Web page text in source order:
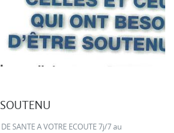
SANTE A VOTRE ECOUTE 7j/7 au